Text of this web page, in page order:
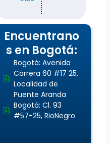
Encuentrano
s en Bogotá:
Bogotá: Avenida
Carrera 60 #17 25,
Localidad de
Puente Aranda
Bogotá: Cl. 93
#57-25, RioNegro